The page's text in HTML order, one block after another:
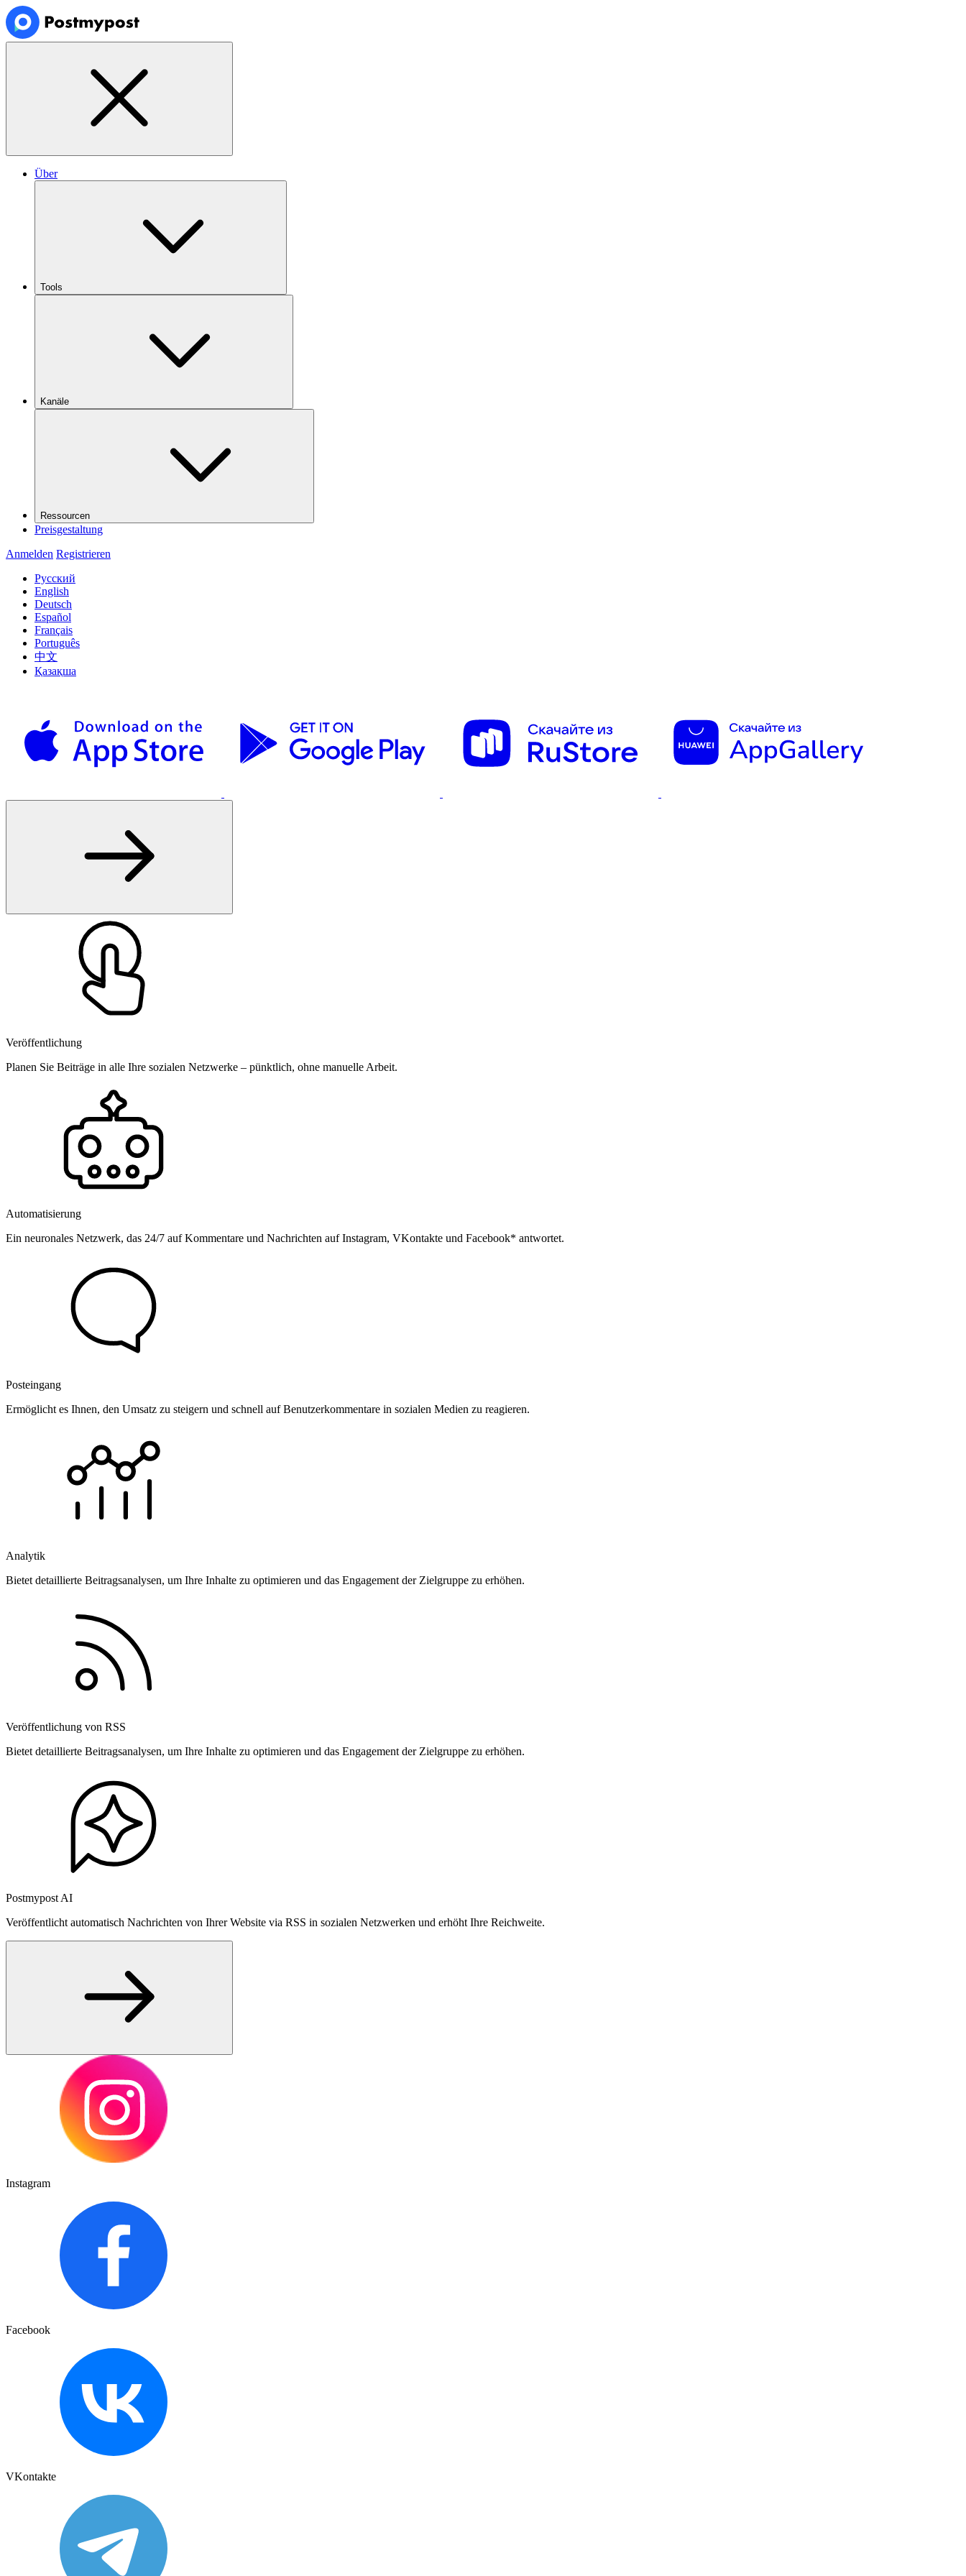
Über
Tools
Kanäle
Ressourcen
Preisgestaltung
Anmelden Registrieren
Русский
English
Deutsch
Español
Français
Português
中文
Қазақша
Veröffentlichung
Planen Sie Beiträge in alle Ihre sozialen Netzwerke – pünktlich, ohne manuelle Arbeit.
Automatisierung
Ein neuronales Netzwerk, das 24/7 auf Kommentare und Nachrichten auf Instagram, VKontakte und Facebook* antwortet.
Posteingang
Ermöglicht es Ihnen, den Umsatz zu steigern und schnell auf Benutzerkommentare in sozialen Medien zu reagieren.
Analytik
Bietet detaillierte Beitragsanalysen, um Ihre Inhalte zu optimieren und das Engagement der Zielgruppe zu erhöhen.
Veröffentlichung von RSS
Bietet detaillierte Beitragsanalysen, um Ihre Inhalte zu optimieren und das Engagement der Zielgruppe zu erhöhen.
Postmypost AI
Veröffentlicht automatisch Nachrichten von Ihrer Website via RSS in sozialen Netzwerken und erhöht Ihre Reichweite.
Instagram
Facebook
VKontakte